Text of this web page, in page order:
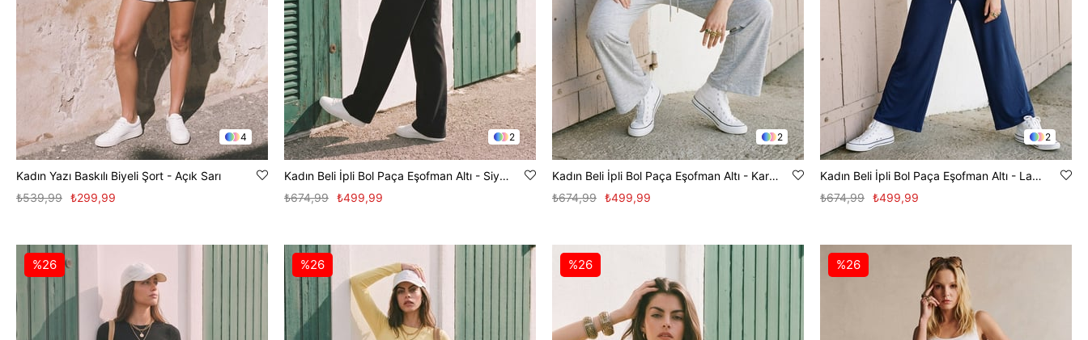
4
Kadın Yazı Baskılı Biyeli Şort - Açık Sarı
₺299,99
₺539,99
2
Kadın Beli İpli Bol Paça Eşofman Altı - Siyah
₺499,99
₺674,99
2
Kadın Beli İpli Bol Paça Eşofman Altı - Kar Melanj
₺499,99
₺674,99
2
Kadın Beli İpli Bol Paça Eşofman Altı - Lacivert
₺499,99
₺674,99
%26 %26 %26 %26